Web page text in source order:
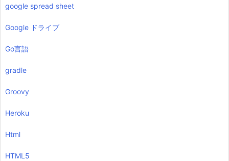
google spread sheet
Google ドライブ
Go言語
gradle
Groovy
Heroku
Html
HTML5